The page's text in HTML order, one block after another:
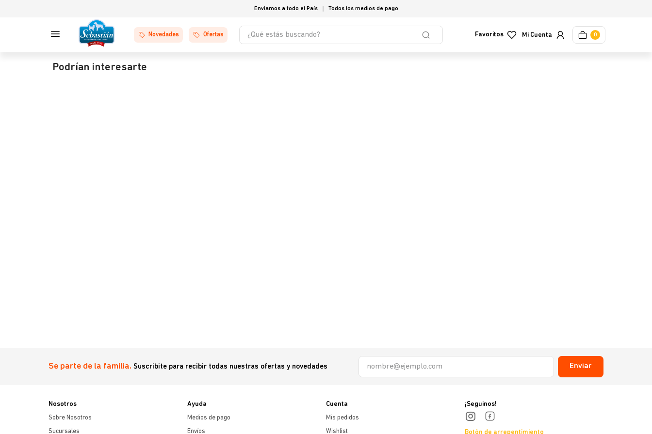
Enviamos a todo el País Todos los medios de pago
Novedades Ofertas
¿Qué estás buscando?
Favoritos 0
Podrían interesarte
Se parte de la familia. Suscribite para recibir todas nuestras ofertas y novedades Enviar
Nosotros
Sobre Nosotros
Sucursales
Ayuda
Medios de pago
Envíos
Cuenta
Mis pedidos
Wishlist
¡Seguinos!
Botón de arrepentimiento